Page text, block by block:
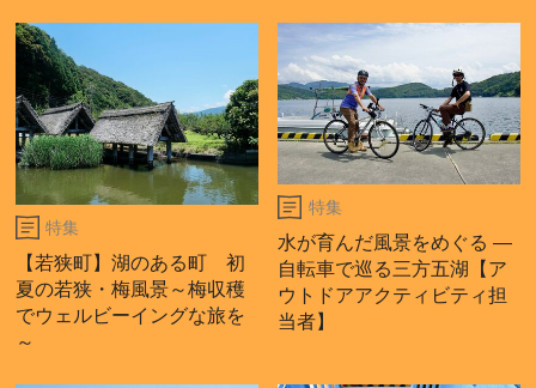
特集
【若狭町】湖のある町 初
夏の若狭・梅風景～梅収穫
でウェルビーイングな旅を
～
特集
水が育んだ風景をめぐる ―
自転車で巡る三方五湖【ア
ウトドアアクティビティ担
当者】